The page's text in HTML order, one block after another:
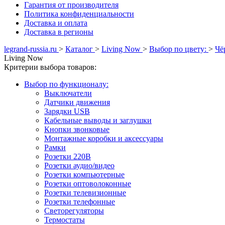
Гарантия от производителя
Политика конфиденциальности
Доставка и оплата
Доставка в регионы
legrand-russia.ru > Каталог > Living Now > Выбор по цвету: >
Living Now
Критерии выбора товаров:
Выбор по функционалу:
Выключатели
Датчики движения
Зарядки USB
Кабельные выводы и заглушки
Кнопки звонковые
Монтажные коробки и аксессуары
Рамки
Розетки 220В
Розетки аудио/видео
Розетки компьютерные
Розетки оптоволоконные
Розетки телевизионные
Розетки телефонные
Светорегуляторы
Термостаты